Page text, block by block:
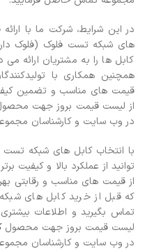
در این شرایط، شرکت ما با
های شبکه تست فلوک (فلوک
کابل ها را به مشتریان ارائه
همچنین همکاری با
قیمت های مناسب و تضمین
از لیست قیمت بروز جهت
در وب سایت و کارشناسان
با انتخاب کابل های شبکه
توانید از عملکرد بالا و کیفیت
از قیمت های مناسب و رقابتی
که قبل از خرید کابل های
تماس بگیرید و اطلاعات
لیست قیمت بروز جهت محصول
در وب سایت و کارشناسان